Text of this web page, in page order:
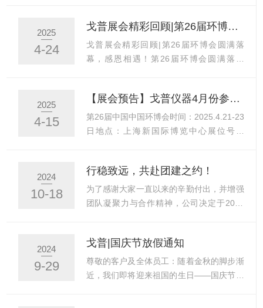
等前来展台交流。PM8202CL控制器搭配
Bsens650/Bsens660传感器及BAF615流通
槽，可监测水中余氯、...
力，我司决定于2026年1月16日(周五)至20
日(周二)前往广西桂林开展为期五天的团建
活动。活动期间，我们将暂别忙碌工作，走
预警！】尊敬的合作伙伴们～咱1月16-20日
要冲桂林啦✨五天四夜沉浸式解锁峰林漓
水，直接把快...
2025
4-24
戈普展会精彩回顾|第26届环博会圆满落幕，感恩相遇！
戈普展会精彩回顾|第26届环博会圆满落
幕，感恩相遇！第26届环博会圆满落幕
展会，现场人声鼎沸、热闹非凡，戈普仪器
凭借产品魅力，迎来了国内外众多友商莅临
参观，圈粉无数，留下了许多精彩瞬间。戈
总氯、硬度、碱度、流动电流仪等众多新品
及热门产品参展，吸引了众多国内外专家、
同行及客户驻足交流，得到了海内外专业人
2025
4-15
【展会预告】戈普仪器4月份参展安排
第26届中国中国环博会时间：2025.4.21-23
日地点：上海新国际博览中心展位号：
PM8202P；在线硬度分析仪，总碱度分析
仪，超低量硬度分析仪，在线余氯/总氯分
析仪，流动电流仪将是两场展会展出的重
等前来展台交流。PM8202CL控制器搭配
Bsens650/Bsens660传感器及BAF615流通
槽，可监测水中余氯、二...
2024
10-18
行稳致远，共赴团建之约！
为了感谢大家一直以来的辛勤付出，并增强
团队凝聚力与合作精神，公司决定于2024
排通知如下：一、活动时间及集合地点活动
时间：2024年10月19日上午10:00集合地
点：杭州六和塔旁二、活动路线从六和塔旁
2024
9-29
戈普|国庆节放假通知
尊敬的客户及全体员工：随着金秋的脚步渐
近，我们即将迎来祖国的生日——国庆节。